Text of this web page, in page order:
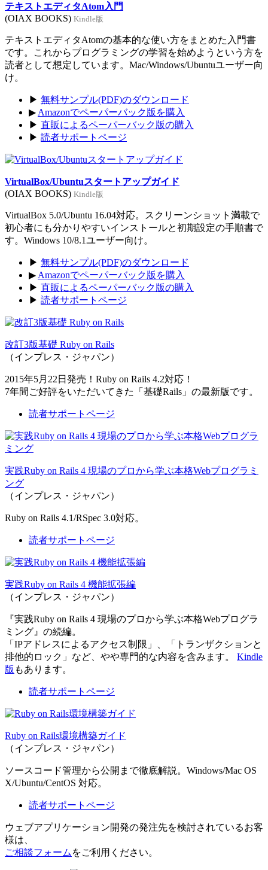
テキストエディタAtom入門
(OIAX BOOKS) Kindle版
テキストエディタAtomの基本的な使い方をまとめた入門書
です。これからプログラミングの学習を始めようという方を
読者として想定しています。Mac/Windows/Ubuntuユーザー向
け。
▶ 無料サンプル(PDF)のダウンロード
▶ Amazonでペーパーバック版を購入
▶ 直販によるペーパーバック版の購入
▶ 読者サポートページ
VirtualBox/Ubuntuスタートアップガイド
(OIAX BOOKS) Kindle版
VirtualBox 5.0/Ubuntu 16.04対応。スクリーンショット満載で
初心者にも分かりやすいインストールと初期設定の手順書で
す。Windows 10/8.1ユーザー向け。
▶ 無料サンプル(PDF)のダウンロード
▶ Amazonでペーパーバック版を購入
▶ 直販によるペーパーバック版の購入
▶ 読者サポートページ
改訂3版基礎 Ruby on Rails
（インプレス・ジャパン）
2015年5月22日発売！Ruby on Rails 4.2対応！
7年間ご好評をいただいてきた「基礎Rails」の最新版です。
読者サポートページ
実践Ruby on Rails 4 現場のプロから学ぶ本格Webプログラミ
ング
（インプレス・ジャパン）
Ruby on Rails 4.1/RSpec 3.0対応。
読者サポートページ
実践Ruby on Rails 4 機能拡張編
（インプレス・ジャパン）
『実践Ruby on Rails 4 現場のプロから学ぶ本格Webプログラ
ミング』の続編。
「IPアドレスによるアクセス制限」、「トランザクションと
排他的ロック」など、やや専門的な内容を含みます。 Kindle
版 もあります。
読者サポートページ
Ruby on Rails環境構築ガイド
（インプレス・ジャパン）
ソースコード管理から公開まで徹底解説。Windows/Mac OS
X/Ubuntu/CentOS 対応。
読者サポートページ
ウェブアプリケーション開発の発注先を検討されているお客
様は、
ご相談フォーム をご利用ください。